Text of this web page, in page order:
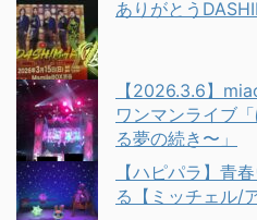
ありがとう
【2026.3.6】
ワンマンライブ
る夢の続き〜」
【ハピパラ】青
る【ミッチェル/